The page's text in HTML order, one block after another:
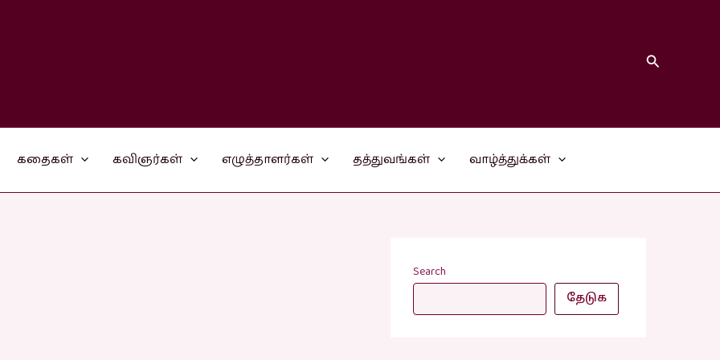
Search
கதைகள் கவிஞர்கள் எழுத்தாளர்கள் தத்துவங்கள் வாழ்த்துக்கள்
Search
தேடுக